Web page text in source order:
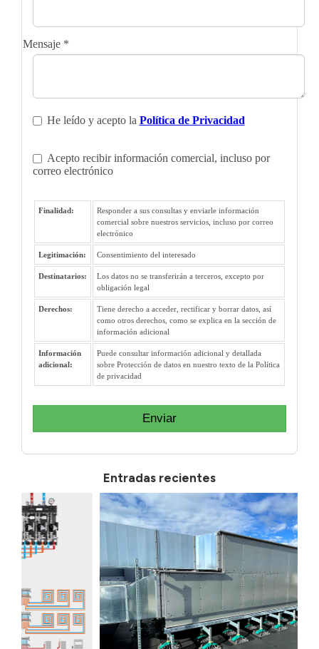
Mensaje *
He leído y acepto la Política de Privacidad
Acepto recibir información comercial, incluso por
correo electrónico
Finalidad:
Responder a sus consultas y enviarle información
comercial sobre nuestros servicios, incluso por correo
electrónico
Legitimación: Consentimiento del interesado
Destinatarios:
Los datos no se transferirán a terceros, excepto por
obligación legal
Derechos:
Tiene derecho a acceder, rectificar y borrar datos, así
como otros derechos, como se explica en la sección de
información adicional
Información
adicional:
Puede consultar información adicional y detallada
sobre Protección de datos en nuestro texto de la Política
de privacidad
Enviar
Entradas recientes